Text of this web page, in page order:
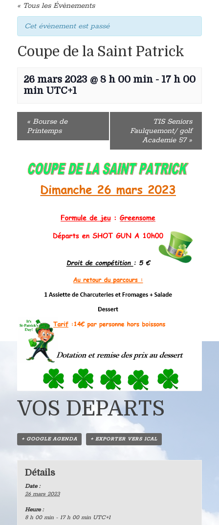
« Tous les Évènements
Cet évènement est passé
Coupe de la Saint Patrick
26 mars 2023 @ 8 h 00 min - 17 h 00
min UTC+1
«Bourse de
Printemps
TIS Seniors
Faulquemont/ golf
Academie 57 »
VOS DEPARTS
+ GOOGLE AGENDA + EXPORTER VERS ICAL
Détails
Date :
26 mars 2023
Heure :
8 h 00 min - 17 h 00 min UTC+1